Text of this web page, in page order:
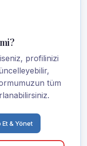
profilinizi
tüm
& Yönet